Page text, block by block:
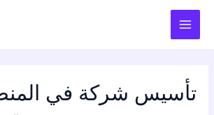
تأسيس شركة في